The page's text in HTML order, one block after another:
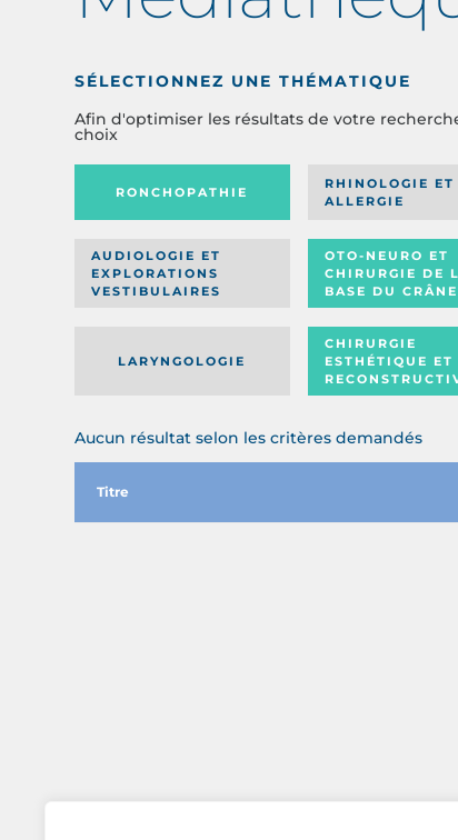
SÉLECTIONNEZ UNE THÉMATIQUE
Afin d'optimiser les résultats de votre
choix
RONCHOPATHIE
RHINOLOGIE ET
ALLERGIE
AUDIOLOGIE ET
EXPLORATIONS
VESTIBULAIRES
OTO-NEURO ET
CHIRURGIE DE
BASE DU CRÂNE
LARYNGOLOGIE
CHIRURGIE
ESTHÉTIQUE ET
Aucun résultat selon les critères demandés
Titre